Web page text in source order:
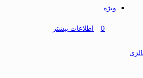
ویژه
0
اطلاعات بیشتر